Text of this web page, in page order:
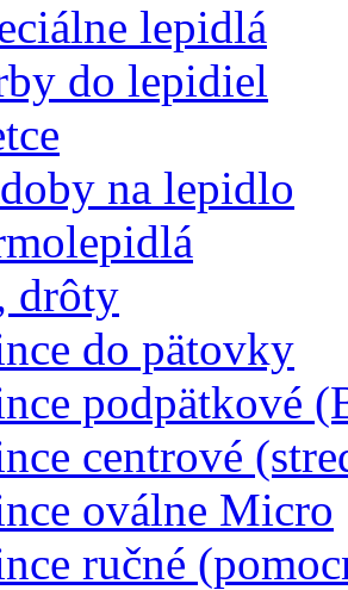
lepidlá
do lepidiel
na lepidlo
drôty
do pätovky
podpätkové
centrové
oválne Micro
ručné